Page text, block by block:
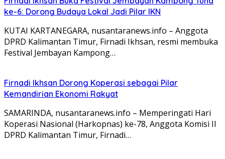
ke-6: Dorong Budaya Lokal Jadi Pilar IKN
KUTAI KARTANEGARA, nusantaranews.info – Anggota
DPRD Kalimantan Timur, Firnadi Ikhsan, resmi membuka
Festival Jembayan Kampong…
Firnadi Ikhsan Dorong Koperasi sebagai Pilar
Kemandirian Ekonomi Rakyat
SAMARINDA, nusantaranews.info – Memperingati Hari
Koperasi Nasional (Harkopnas) ke-78, Anggota Komisi II
DPRD Kalimantan Timur, Firnadi…